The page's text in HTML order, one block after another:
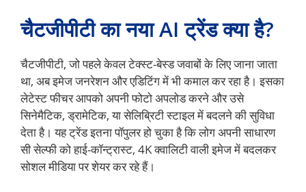
चैटजीपीटी का नया AI ट्रेंड क्या है?
चैटजीपीटी, जो पहले केवल टेक्स्ट-बेस्ड जवाबों के लिए जाना जाता
था, अब इमेज जनरेशन और एडिटिंग में भी कमाल कर रहा है। इसका
लेटेस्ट फीचर आपको अपनी फोटो अपलोड करने और उसे
सिनेमैटिक, ड्रामेटिक, या सेलिब्रिटी स्टाइल में बदलने की सुविधा
देता है। यह ट्रेंड इतना पॉपुलर हो चुका है कि लोग अपनी साधारण
सी सेल्फी को हाई-कॉन्ट्रास्ट, 4K क्वालिटी वाली इमेज में बदलकर
सोशल मीडिया पर शेयर कर रहे हैं।